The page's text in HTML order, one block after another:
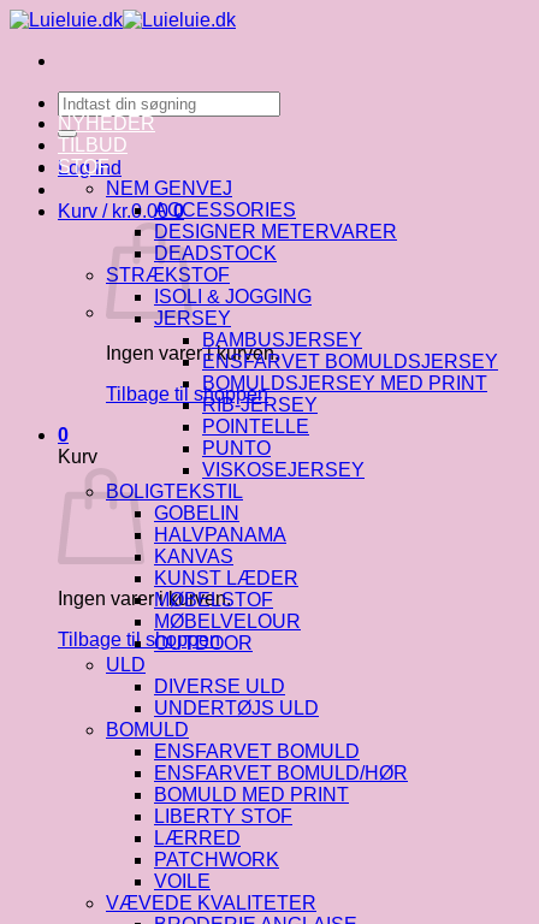
Fortsæt
indhold
Søg
efter:
Log ind
Kurv / kr.0.00 0
Ingen varer i kurven.
Tilbage til shoppen
0
Kurv
Ingen varer i kurven.
Tilbage til shoppen
NYHEDER
TILBUD
STOF
NEM GENVEJ
ACCESSORIES
DESIGNER METERVARER
DEADSTOCK
STRÆKSTOF
ISOLI & JOGGING
JERSEY
BAMBUSJERSEY
ENSFARVET BOMULDSJERSEY
BOMULDSJERSEY MED PRINT
RIB-JERSEY
POINTELLE
PUNTO
VISKOSEJERSEY
BOLIGTEKSTIL
GOBELIN
HALVPANAMA
KANVAS
KUNST LÆDER
MØBELSTOF
MØBELVELOUR
OUTDOOR
ULD
DIVERSE ULD
UNDERTØJS ULD
BOMULD
ENSFARVET BOMULD
ENSFARVET BOMULD/HØR
BOMULD MED PRINT
LIBERTY STOF
LÆRRED
PATCHWORK
VOILE
VÆVEDE KVALITETER